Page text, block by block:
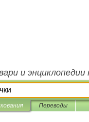
и энциклопедии
Переводы